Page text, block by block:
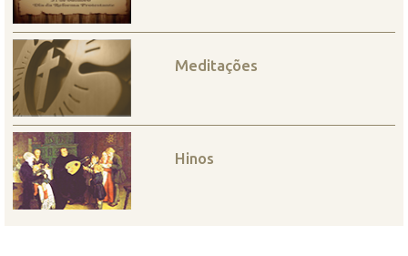
Meditações
Hinos